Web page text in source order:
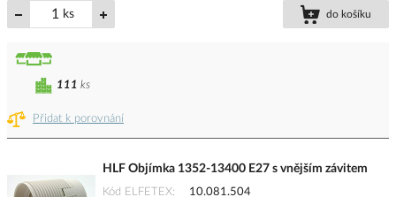
ks do košíku
Přidat k porovnání
111 ks
HLF Objímka 1352-13400 E27 s vnějším závitem
Kód ELFETEX
10.081.504